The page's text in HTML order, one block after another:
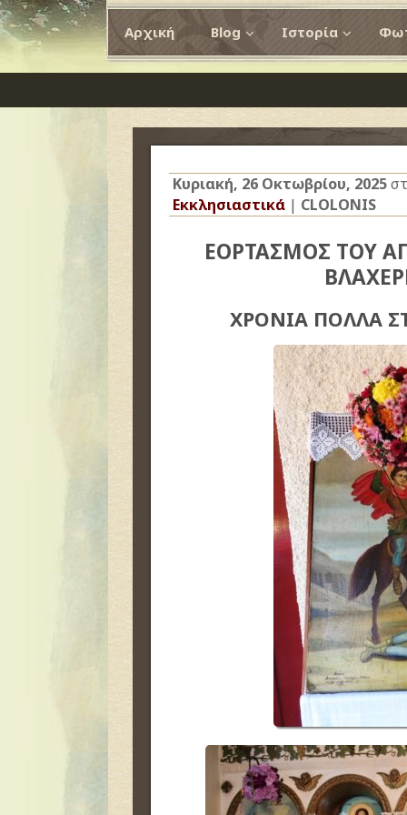
Αρχική Blog Ιστορία
Κυριακή, 26 Οκτωβρίου, 2025
Εκκλησιαστικά | CLOLONIS
ΕΟΡΤΑΣΜΟΣ ΤΟΥ
ΧΡΟΝΙΑ ΠΟΛΛΑ